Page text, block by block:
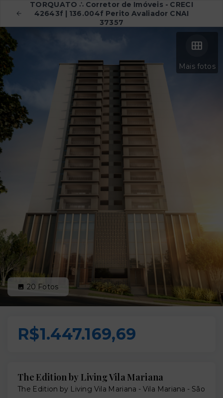
TORQUATO ∴ Corretor de Imóveis - CRECI
42643f | 136.004f Perito Avaliador CNAI
37357
Mais fotos
20 Fotos
R$1.447.169,69
The Edition by Living Vila Mariana
The Edition by Living Vila Mariana - Vila Mariana - São